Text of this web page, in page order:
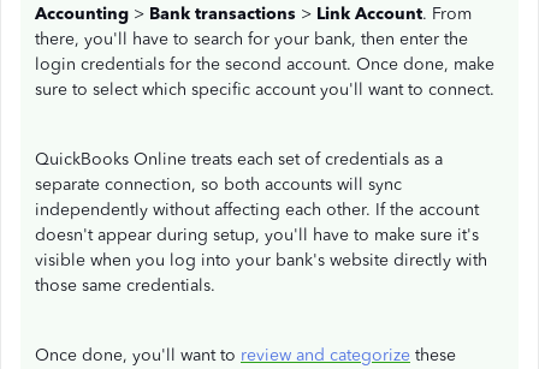
Accounting > Bank transactions > Link Account. From
there, you'll have to search for your bank, then enter the
login credentials for the second account. Once done, make
sure to select which specific account you'll want to connect.
QuickBooks Online treats each set of credentials as a
separate connection, so both accounts will sync
independently without affecting each other. If the account
doesn't appear during setup, you'll have to make sure it's
visible when you log into your bank's website directly with
those same credentials.
Once done, you'll want to review and categorize these